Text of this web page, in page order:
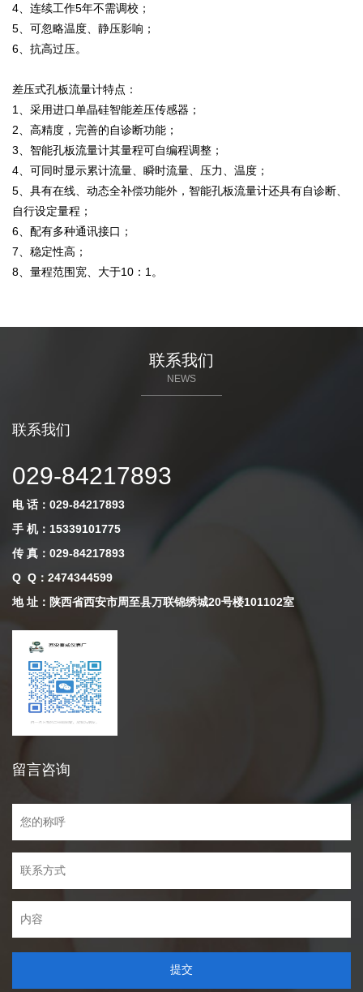
4、连续工作5年不需调校；
5、可忽略温度、静压影响；
6、抗高过压。
差压式孔板流量计特点：
1、采用进口单晶硅智能差压传感器；
2、高精度，完善的自诊断功能；
3、智能孔板流量计其量程可自编程调整；
4、可同时显示累计流量、瞬时流量、压力、温度；
5、具有在线、动态全补偿功能外，智能孔板流量计还具有自诊断、
自行设定量程；
6、配有多种通讯接口；
7、稳定性高；
8、量程范围宽、大于10：1。
联系我们
NEWS
联系我们
029-84217893
电 话：029-84217893
手 机：15339101775
传 真：029-84217893
Q Q ： 2474344599
地 址：陕西省西安市周至县万联锦绣城20号楼101102室
留言咨询
提交